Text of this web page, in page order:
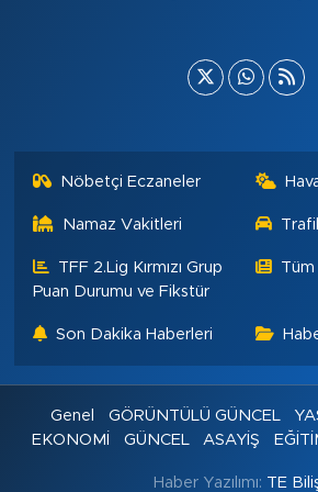
Nöbetçi Eczaneler
Namaz Vakitleri
TFF 2.Lig Kırmızı Grup
Puan Durumu ve Fikstür
Son Dakika Haberleri
Genel GÖRÜNTÜLÜ GÜNCEL
EKONOMİ
GÜNCEL ASAYİŞ
Haber Yazılımı: TE